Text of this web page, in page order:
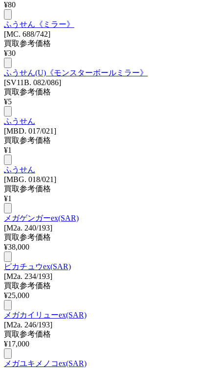
¥80
ふうせん《ミラー》
[MC. 688/742]
買取参考価格
¥30
ふうせん(U)《モンスターボールミラー》
[SV11B. 082/086]
買取参考価格
¥5
ふうせん
[MBD. 017/021]
買取参考価格
¥1
ふうせん
[MBG. 018/021]
買取参考価格
¥1
メガゲンガーex(SAR)
[M2a. 240/193]
買取参考価格
¥38,000
ピカチュウex(SAR)
[M2a. 234/193]
買取参考価格
¥25,000
メガカイリューex(SAR)
[M2a. 246/193]
買取参考価格
¥17,000
メガユキメノコex(SAR)